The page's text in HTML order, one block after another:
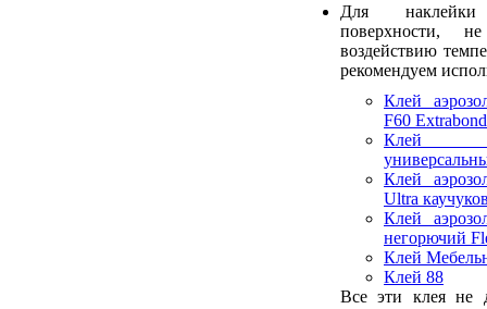
Для
поверхности,
воздействию
рекомендуем
Клей
F60 Extrabond
Клей
Клей
Ultra
Клей
негорючий
Клей
Клей 88
Все эти клея не